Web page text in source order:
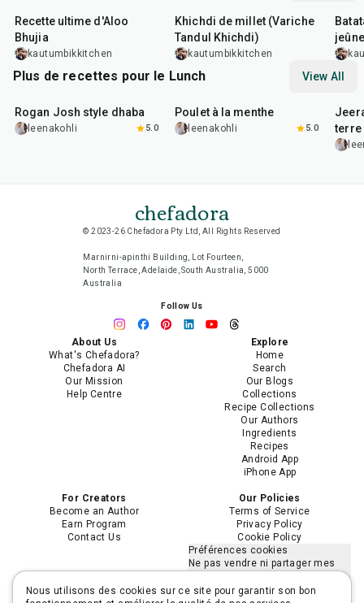
Recette ultime d'Aloo
Bhujia
kautumbikkitchen
Khichdi de millet (Variche
Tandul Khichdi)
kautumbikkitchen
jeûne
Plus de recettes pour le Lunch View All
Rogan Josh style dhaba
leenakohli 5.0
Poulet à la menthe
leenakohli 5.0
terre
chefadora
© 2023-26 Chefadora Pty Ltd, All Rights Reserved
Marnirni-apinthi Building, Lot Fourteen,
North Terrace, Adelaide, South Australia, 5000
Australia
Follow Us
About Us
What's Chefadora?
Chefadora AI
Our Mission
Help Centre
Explore
Home
Search
Our Blogs
Collections
Recipe Collections
Our Authors
Ingredients
Recipes
Android App
iPhone App
For Creators
Become an Author
Earn Program
Contact Us
Our Policies
Terms of Service
Privacy Policy
Cookie Policy
Préférences cookies
Ne pas vendre ni partager mes
Limiter l'utilisation de mes
Nous utilisons des cookies sur ce site pour garantir son bon